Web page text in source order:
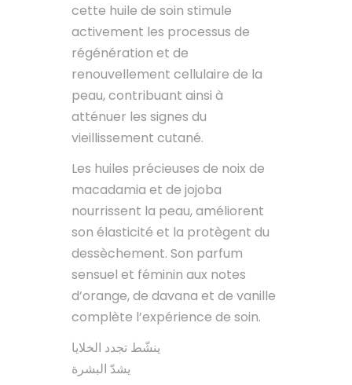
cette huile de soin stimule
activement les processus de
régénération et de
renouvellement cellulaire de la
peau, contribuant ainsi à
atténuer les signes du
vieillissement cutané.
Les huiles précieuses de noix de
macadamia et de jojoba
nourrissent la peau, améliorent
son élasticité et la protègent du
dessèchement. Son parfum
sensuel et féminin aux notes
d’orange, de davana et de vanille
complète l’expérience de soin.
ينشّط تجدد الخلايا
يشدّ البشرة